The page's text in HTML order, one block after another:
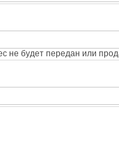
не будет передан или